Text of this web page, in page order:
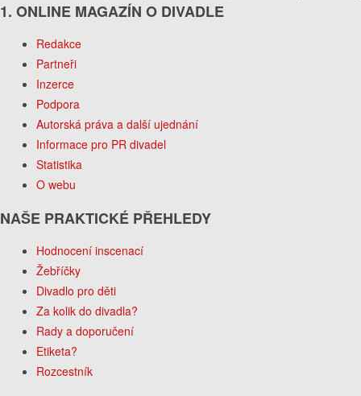
1. ONLINE MAGAZÍN O DIVADLE
Redakce
Partneři
Inzerce
Podpora
Autorská práva a další ujednání
Informace pro PR divadel
Statistika
O webu
NAŠE PRAKTICKÉ PŘEHLEDY
Hodnocení inscenací
Žebříčky
Divadlo pro děti
Za kolik do divadla?
Rady a doporučení
Etiketa?
Rozcestník